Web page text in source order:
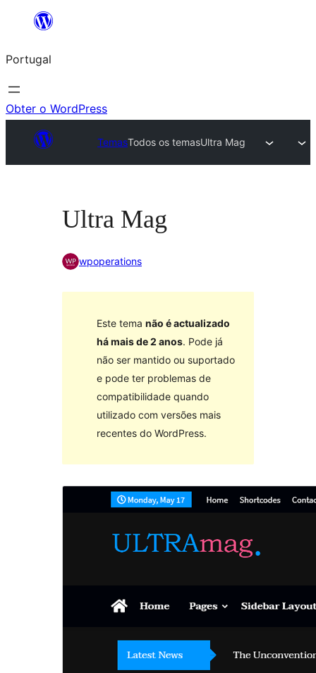
Saltar
o
conteúdo
Portugal
Obter o WordPress
TemasTodos os temasUltra Mag
Ultra Mag
wpoperations
Este tema não é actualizado
há mais de 2 anos. Pode já
não ser mantido ou suportado
e pode ter problemas de
compatibilidade quando
utilizado com versões mais
recentes do WordPress.